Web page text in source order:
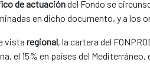
de actuacióndel Fondo se
en dicho documento, y a los
vista regional, la cartera del
el 15% en países del